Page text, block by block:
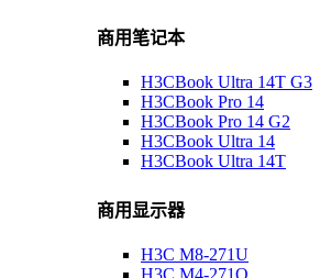
商用笔记本
H3CBook Ultra 14T G3
H3CBook Pro 14
H3CBook Pro 14 G2
H3CBook Ultra 14
H3CBook Ultra 14T
商用显示器
H3C M8-271U
H3C M4-271Q